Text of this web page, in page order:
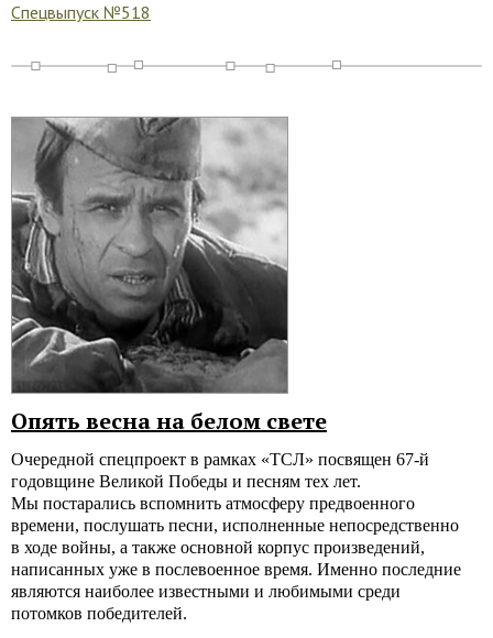
Спецвыпуск №518
Опять весна на белом свете
Очередной спецпроект в рамках «ТСЛ» посвящен 67-й
годовщине Великой Победы и песням тех лет.
Мы постарались вспомнить атмосферу предвоенного
времени, послушать песни, исполненные непосредственно
в ходе войны, а также основной корпус произведений,
написанных уже в послевоенное время. Именно последние
являются наиболее известными и любимыми среди
потомков победителей.